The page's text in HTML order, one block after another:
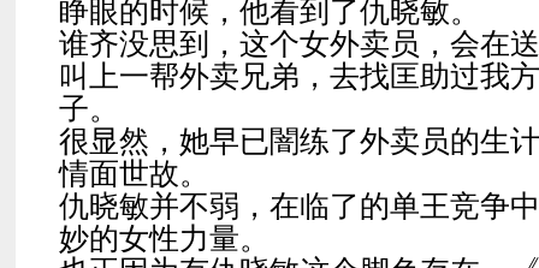
睁眼的时候，他看到了仇晓敏。
谁齐没思到，这个女外卖员，会在
叫上一帮外卖兄弟，去找匡助过我
子。
很显然，她早已闇练了外卖员的生
情面世故。
仇晓敏并不弱，在临了的单王竞争
妙的女性力量。